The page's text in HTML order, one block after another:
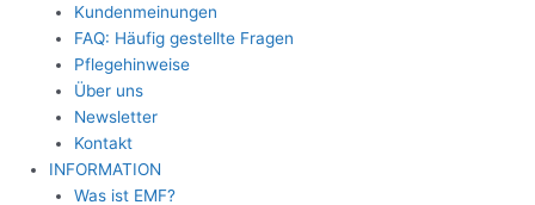
Kundenmeinungen
FAQ: Häufig gestellte Fragen
Pflegehinweise
Über uns
Newsletter
Kontakt
INFORMATION
Was ist EMF?